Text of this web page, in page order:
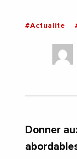
#Actualite
Donner